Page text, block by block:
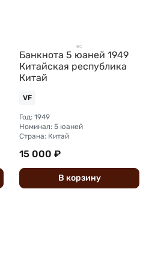
Банкнота 5 юаней 1949
Китайская республика
Китай
VF
Год: 1949
Номинал: 5 юаней
Страна: Китай
15 000 ₽
В корзину